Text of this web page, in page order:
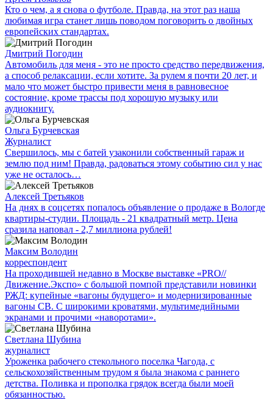
Кто о чем, а я снова о футболе. Правда, на этот раз наша
любимая игра станет лишь поводом поговорить о двойных
европейских стандартах.
Дмитрий Погодин
Автомобиль для меня - это не просто средство передвижения,
а способ релаксации, если хотите. За рулем я почти 20 лет, и
мало что может быстро привести меня в равновесное
состояние, кроме трассы под хорошую музыку или
аудиокнигу.
Ольга Бурчевская
Журналист
Свершилось, мы с батей узаконили собственный гараж и
землю под ним! Правда, радоваться этому событию сил у нас
уже не осталось…
Алексей Третьяков
На днях в соцсетях попалось объявление о продаже в Вологде
квартиры-студии. Площадь - 21 квадратный метр. Цена
сразила наповал - 2,7 миллиона рублей!
Максим Володин
корреспондент
На проходившей недавно в Мос­кве выставке «PRO//
Движение.Экспо» с большой помпой представили новинки
РЖД: купейные «вагоны будущего» и модернизированные
вагоны СВ. С широкими кроватями, мультимедийными
экранами и прочими «наворотами».
Светлана Шубина
журналист
Уроженка рабочего стекольного поселка Чагода, с
сельскохозяйственным трудом я была знакома с раннего
детства. Поливка и прополка грядок всегда были моей
обязанностью.